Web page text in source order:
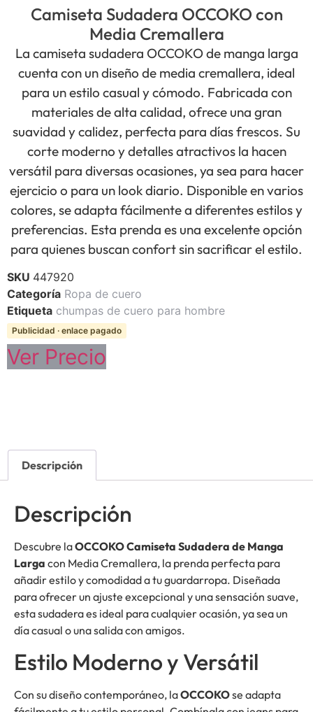
Camiseta Sudadera OCCOKO con
Media Cremallera
La camiseta sudadera OCCOKO de manga larga
cuenta con un diseño de media cremallera, ideal
para un estilo casual y cómodo. Fabricada con
materiales de alta calidad, ofrece una gran
suavidad y calidez, perfecta para días frescos. Su
corte moderno y detalles atractivos la hacen
versátil para diversas ocasiones, ya sea para hacer
ejercicio o para un look diario. Disponible en varios
colores, se adapta fácilmente a diferentes estilos y
preferencias. Esta prenda es una excelente opción
para quienes buscan confort sin sacrificar el estilo.
SKU 447920
Categoría Ropa de cuero
Etiqueta chumpas de cuero para hombre
Publicidad · enlace pagado
Ver Precio
Descripción
Descripción
Descubre laOCCOKO Camiseta Sudadera de Manga
Larga con Media Cremallera, la prenda perfecta para
añadir estilo y comodidad a tu guardarropa. Diseñada
para ofrecer un ajuste excepcional y una sensación suave,
esta sudadera es ideal para cualquier ocasión, ya sea un
día casual o una salida con amigos.
Estilo Moderno y Versátil
Con su diseño contemporáneo, laOCCOKOse adapta